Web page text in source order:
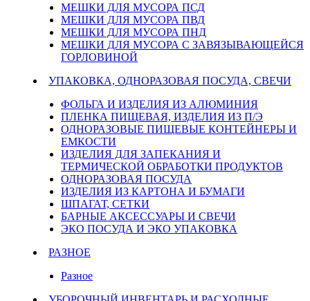
МЕШКИ ДЛЯ МУСОРА ПСД
МЕШКИ ДЛЯ МУСОРА ПВД
МЕШКИ ДЛЯ МУСОРА ПНД
МЕШКИ ДЛЯ МУСОРА С ЗАВЯЗЫВАЮЩЕЙСЯ
ГОРЛОВИНОЙ
УПАКОВКА, ОДНОРАЗОВАЯ ПОСУДА, СВЕЧИ
ФОЛЬГА И ИЗДЕЛИЯ ИЗ АЛЮМИНИЯ
ПЛЕНКА ПИЩЕВАЯ, ИЗДЕЛИЯ ИЗ П/Э
ОДНОРАЗОВЫЕ ПИЩЕВЫЕ КОНТЕЙНЕРЫ И
ЕМКОСТИ
ИЗДЕЛИЯ ДЛЯ ЗАПЕКАНИЯ И
ТЕРМИЧЕСКОЙ ОБРАБОТКИ ПРОДУКТОВ
ОДНОРАЗОВАЯ ПОСУДА
ИЗДЕЛИЯ ИЗ КАРТОНА И БУМАГИ
ШПАГАТ, СЕТКИ
БАРНЫЕ АКСЕССУАРЫ И СВЕЧИ
ЭКО ПОСУДА И ЭКО УПАКОВКА
РАЗНОЕ
Разное